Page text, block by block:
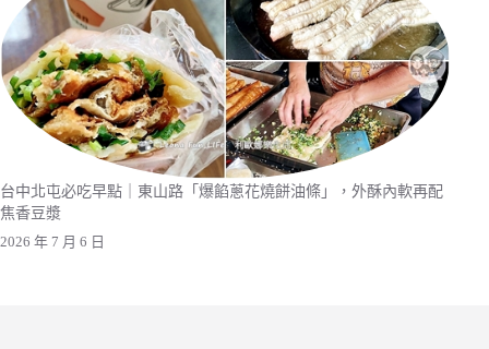
台中北屯必吃早點｜東山路「爆餡蔥花燒餅油條」，外酥內軟再配
焦香豆漿
2026 年 7 月 6 日